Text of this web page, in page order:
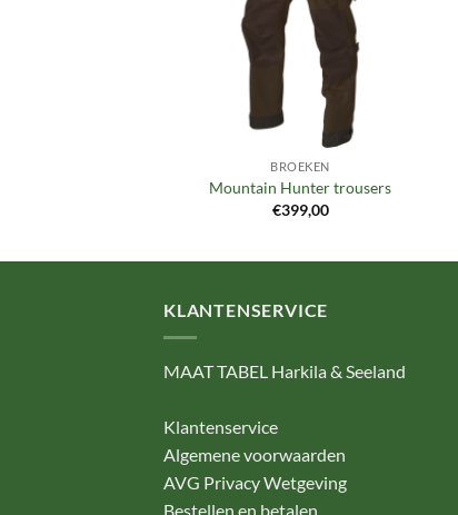
BROEKEN
Mountain Hunter trousers
€399,00
KLANTENSERVICE
MAAT TABEL Harkila & Seeland
Klantenservice
Algemene voorwaarden
AVG Privacy Wetgeving
Bestellen en betalen